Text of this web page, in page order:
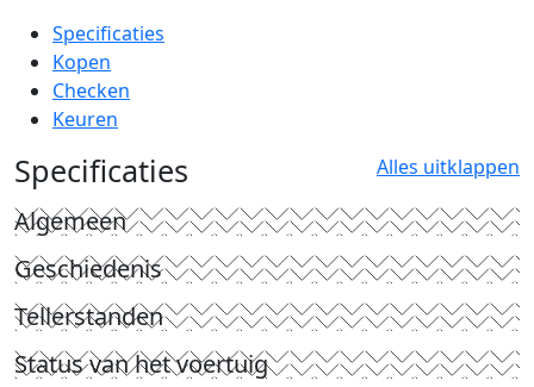
Specificaties
Kopen
Checken
Keuren
Specificaties Alles uitklappen
Algemeen
Geschiedenis
Tellerstanden
Status van het voertuig